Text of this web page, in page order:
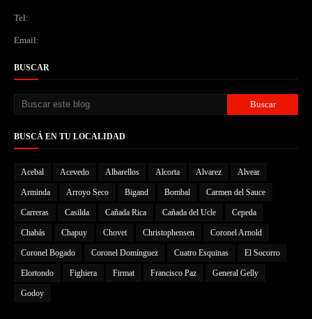
Tel:
Email:
BUSCAR
BUSCÁ EN TU LOCALIDAD
Acebal Acevedo Albarellos Alcorta Alvarez Alvear
Arminda Arroyo Seco Bigand Bombal Carmen del Sauce
Carreras Casilda Cañada Rica Cañada del Ucle Cepeda
Chabás Chapuy Chovet Christophensen Coronel Arnold
Coronel Bogado Coronel Domínguez Cuatro Esquinas El Socorro
Elortondo Fighiera Firmat Francisco Paz General Gelly
Godoy